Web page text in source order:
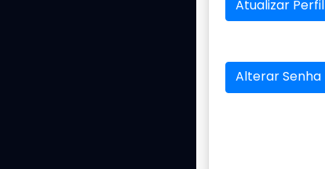
Atualizar Perfil
Alterar Senha